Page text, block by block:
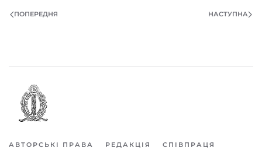
ПОПЕРЕДНЯ НАСТУПНА
АВТОРСЬКІ ПРАВА РЕДАКЦІЯ СПІВПРАЦЯ